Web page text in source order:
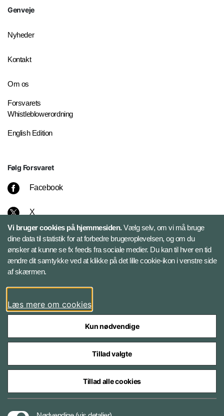
Genveje
Nyheder
Kontakt
Om os
Forsvarets
Whistleblowerordning
English Edition
Følg Forsvaret
Facebook
X
Instagram
Bluesky
LinkedIn
Styrelser og myndigheder under Forsvarsministeriet
Vi bruger cookies på hjemmesiden.Vælg selv, om vi må bruge
dine data til statistik for at forbedre brugeroplevelsen, og om du
ønsker at kunne se fx feeds fra sociale medier. Du kan til hver en tid
ændre dit samtykke ved at klikke på det lille cookie-ikon i venstre side
af skærmen.
Læs mere om cookies
Kun nødvendige
Tillad valgte
Tillad alle cookies